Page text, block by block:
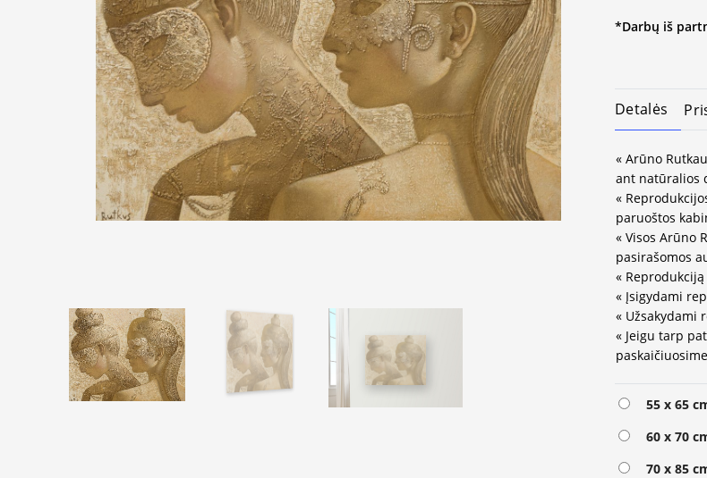
*Darbų iš
Detalės
« Arūno
ant natūralios
«
paruoštos
« Visos Arūno
pasirašomos
«
« Įsigydami
« Užsakydami
« Jeigu tarp
55 x 65
60 x 70
70 x 85
Alternative: